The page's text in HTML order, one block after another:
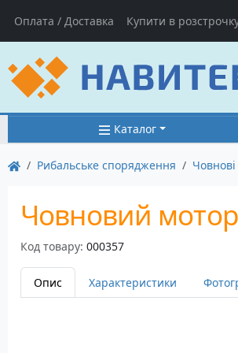
Оплата / Доставка Купити в
Каталог
Рибальське спорядження
Човновий
Код товару: 000357
Опис Характеристики